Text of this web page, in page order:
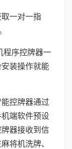
一对一指
程序控牌器一
装操作就能
控牌器通过
端软件预设
器接收到信
将机洗牌、